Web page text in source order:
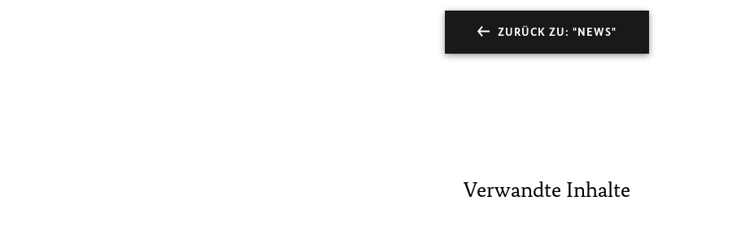
ZURÜCK ZU: "NEWS"
Verwandte Inhalte